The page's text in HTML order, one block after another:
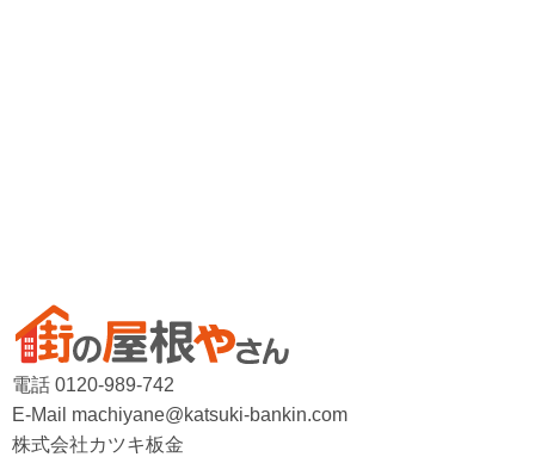
電話 0120-989-742
E-Mail machiyane@katsuki-bankin.com
株式会社カツキ板金